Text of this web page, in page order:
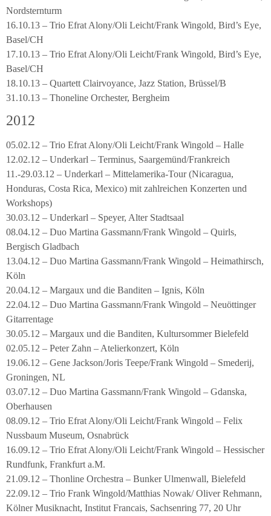
Nordsternturm
16.10.13 – Trio Efrat Alony/Oli Leicht/Frank Wingold, Bird’s Eye,
Basel/CH
17.10.13 – Trio Efrat Alony/Oli Leicht/Frank Wingold, Bird’s Eye,
Basel/CH
18.10.13 – Quartett Clairvoyance, Jazz Station, Brüssel/B
31.10.13 – Thoneline Orchester, Bergheim
2012
05.02.12 – Trio Efrat Alony/Oli Leicht/Frank Wingold – Halle
12.02.12 – Underkarl – Terminus, Saargemünd/Frankreich
11.-29.03.12 – Underkarl – Mittelamerika-Tour (Nicaragua,
Honduras, Costa Rica, Mexico) mit zahlreichen Konzerten und
Workshops)
30.03.12 – Underkarl – Speyer, Alter Stadtsaal
08.04.12 – Duo Martina Gassmann/Frank Wingold – Quirls,
Bergisch Gladbach
13.04.12 – Duo Martina Gassmann/Frank Wingold – Heimathirsch,
Köln
20.04.12 – Margaux und die Banditen – Ignis, Köln
22.04.12 – Duo Martina Gassmann/Frank Wingold – Neuöttinger
Gitarrentage
30.05.12 – Margaux und die Banditen, Kultursommer Bielefeld
02.05.12 – Peter Zahn – Atelierkonzert, Köln
19.06.12 – Gene Jackson/Joris Teepe/Frank Wingold – Smederij,
Groningen, NL
03.07.12 – Duo Martina Gassmann/Frank Wingold – Gdanska,
Oberhausen
08.09.12 – Trio Efrat Alony/Oli Leicht/Frank Wingold – Felix
Nussbaum Museum, Osnabrück
16.09.12 – Trio Efrat Alony/Oli Leicht/Frank Wingold – Hessischer
Rundfunk, Frankfurt a.M.
21.09.12 – Thonline Orchestra – Bunker Ulmenwall, Bielefeld
22.09.12 – Trio Frank Wingold/Matthias Nowak/ Oliver Rehmann,
Kölner Musiknacht, Institut Francais, Sachsenring 77, 20 Uhr